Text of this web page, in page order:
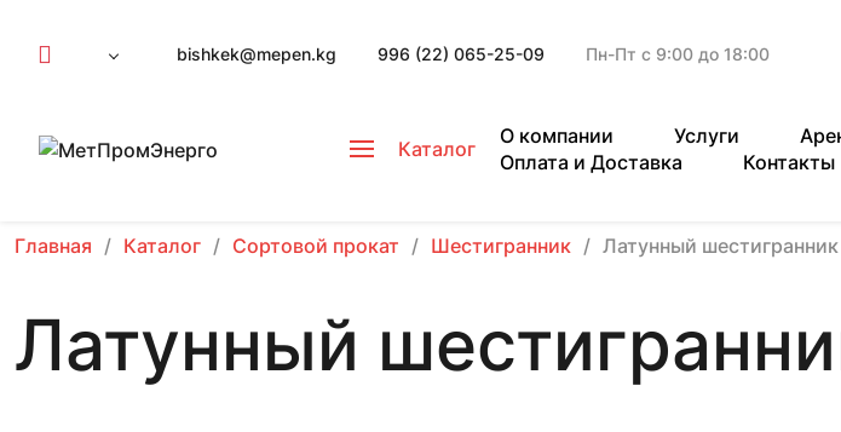
bishkek@mepen.kg 996 (22) 065-25-09 Пн-Пт с 9:00 до 18:00
Каталог
О компании Услуги
Оплата и Доставка
Контакты
Главная Каталог Сортовой прокат Шестигранник Латунный шестигранник
Латунный